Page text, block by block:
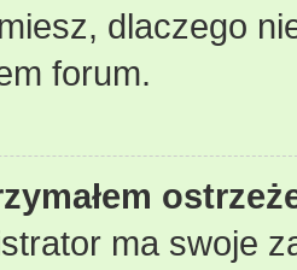
dlaczego
forum.
ma swoje